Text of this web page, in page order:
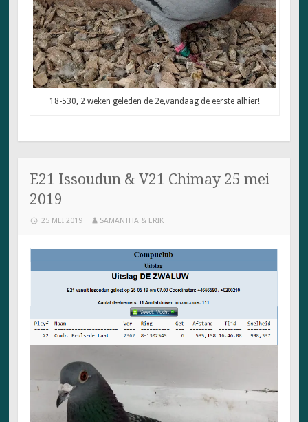
18-530, 2 weken geleden de 2e,vandaag de eerste alhier!
E21 Issoudun & V21 Chimay 25 mei
2019
25 MEI 2019 SAMANTHA & ERIK